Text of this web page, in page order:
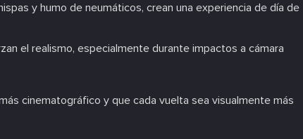
y humo de neumáticos, crean una experiencia de día de
el realismo, especialmente durante impactos a cámara
cinematográfico y que cada vuelta sea visualmente más